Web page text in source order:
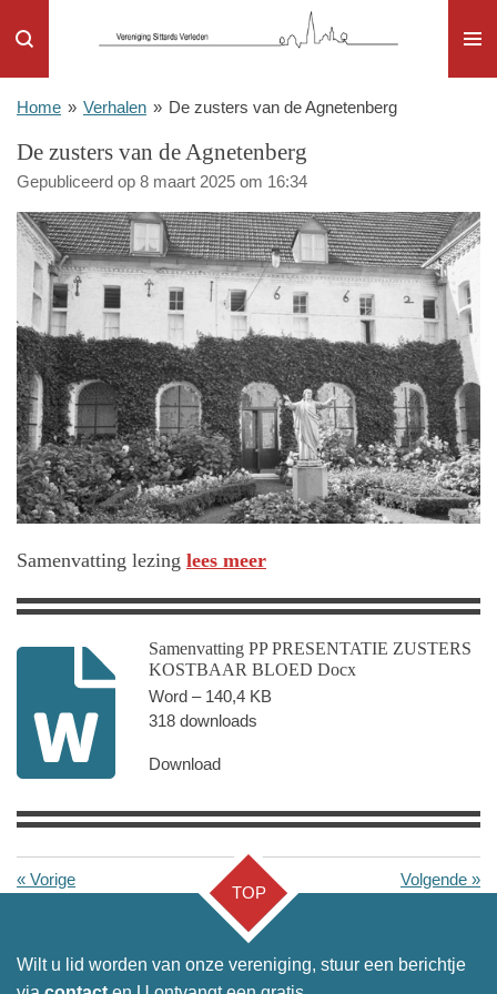
direct
naar
de
Home » Verhalen » De zusters van de Agnetenberg
De zusters van de Agnetenberg
Gepubliceerd op 8 maart 2025 om 16:34
Samenvatting lezing lees meer
Samenvatting PP PRESENTATIE ZUSTERS
KOSTBAAR BLOED Docx
Word – 140,4 KB
318 downloads
Download
« Vorige Volgende »
TOP
Wilt u lid worden van onze vereniging, stuur een berichtje